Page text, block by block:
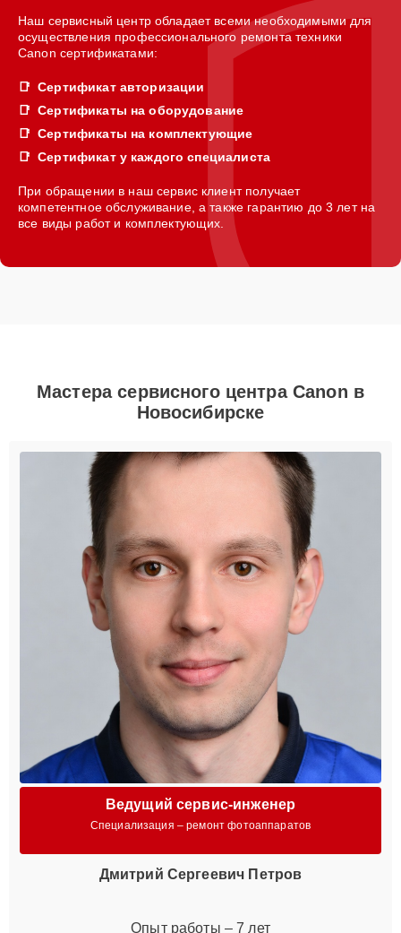
Наш сервисный центр обладает всеми необходимыми для
осуществления профессионального ремонта техники
Canon сертификатами:
Сертификат авторизации
Сертификаты на оборудование
Сертификаты на комплектующие
Сертификат у каждого специалиста
При обращении в наш сервис клиент получает
компетентное обслуживание, а также гарантию до 3 лет на
все виды работ и комплектующих.
Мастера сервисного центра Canon в
Новосибирске
Ведущий сервис-инженер
Специализация – ремонт фотоаппаратов
Дмитрий Сергеевич Петров
Опыт работы – 7 лет